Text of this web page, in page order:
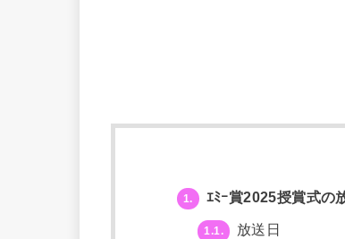
1. ｴﾐｰ賞2025授賞式の
1.1. 放送日